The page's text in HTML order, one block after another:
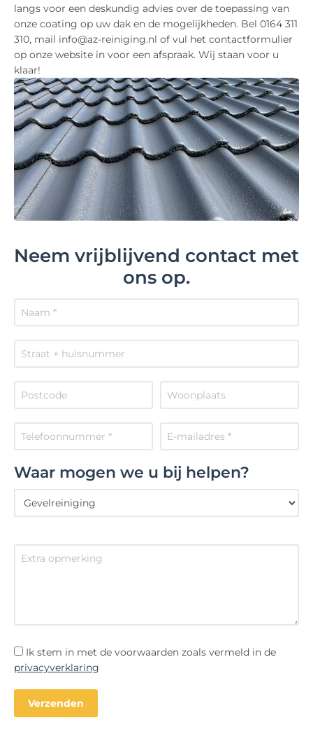
langs voor een deskundig advies over de toepassing van
onze coating op uw dak en de mogelijkheden. Bel 0164 311
310, mail info@az-reiniging.nl of vul het contactformulier
op onze website in voor een afspraak. Wij staan voor u
klaar!
Neem vrijblijvend contact met
ons op.
Waar mogen we u bij helpen?
Ik stem in met de voorwaarden zoals vermeld in de
privacyverklaring